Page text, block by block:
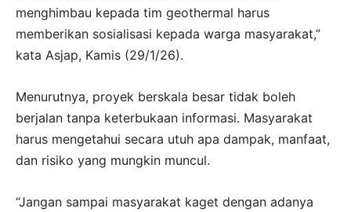
menghimbau kepada tim geothermal harus
memberikan sosialisasi kepada warga masyarakat,”
kata Asjap, Kamis (29/1/26).
Menurutnya, proyek berskala besar tidak boleh
berjalan tanpa keterbukaan informasi. Masyarakat
harus mengetahui secara utuh apa dampak, manfaat,
dan risiko yang mungkin muncul.
“Jangan sampai masyarakat kaget dengan adanya